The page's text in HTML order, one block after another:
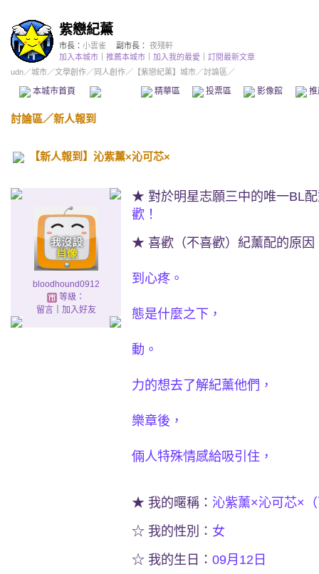
紫戀紀薰
市長： 小雲雀 副市長： 夜殘軒
加入本城市
推薦本城市 加入我的最愛
訂閱最新文章
udn／城市／文學創作／同人創作／ 【紫戀紀薰】城市／討論區／
本城市首頁 精華區 投票區 影像館
討論區／新人報到
【新人報到】沁紫薰×沁可芯×
bloodhound0912
等級：
留言｜ 加入好友
★ 對於明星志願三中的唯一BL
歡！
★ 喜歡（不喜歡）紀薰配的原因
到心疼。
態是什麼之下，
動。
力的想去了解紀薰他們，
樂章後，
倆人特殊情感給吸引住，
★ 我的暱稱： 沁紫薰×沁可芯×
☆ 我的性別： 女
☆ 我的生日： 09月12日